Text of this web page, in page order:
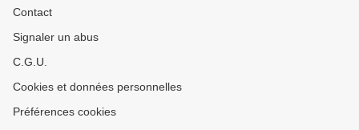
Contact
Signaler un abus
C.G.U.
Cookies et données personnelles
Préférences cookies